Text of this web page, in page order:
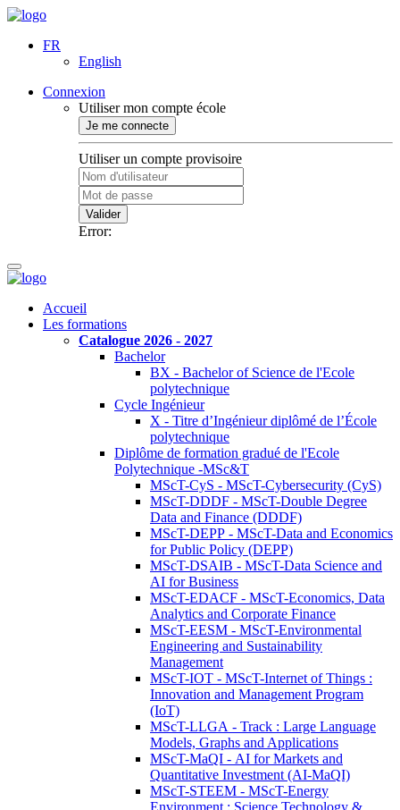
FR
English
Connexion
Utiliser mon compte école
Je me connecte
Utiliser un compte provisoire
Valider
Error:
Accueil
Les formations
Catalogue 2026 - 2027
Bachelor
BX - Bachelor of Science de l'Ecole
polytechnique
Cycle Ingénieur
X - Titre d’Ingénieur diplômé de l’École
polytechnique
Diplôme de formation gradué de l'Ecole
Polytechnique -MSc&T
MScT-CyS - MScT-Cybersecurity (CyS)
MScT-DDDF - MScT-Double Degree
Data and Finance (DDDF)
MScT-DEPP - MScT-Data and Economics
for Public Policy (DEPP)
MScT-DSAIB - MScT-Data Science and
AI for Business
MScT-EDACF - MScT-Economics, Data
Analytics and Corporate Finance
MScT-EESM - MScT-Environmental
Engineering and Sustainability
Management
MScT-IOT - MScT-Internet of Things :
Innovation and Management Program
(IoT)
MScT-LLGA - Track : Large Language
Models, Graphs and Applications
MScT-MaQI - AI for Markets and
Quantitative Investment (AI-MaQI)
MScT-STEEM - MScT-Energy
Environment : Science Technology &